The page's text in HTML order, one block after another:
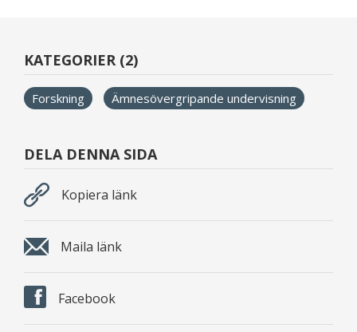
KATEGORIER (2)
Forskning Ämnesövergripande undervisning
DELA DENNA SIDA
Kopiera länk
Maila länk
Facebook